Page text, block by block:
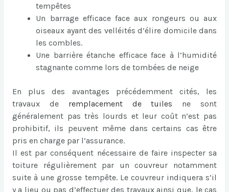
tempêtes
Un barrage efficace face aux rongeurs ou aux
oiseaux ayant des velléités d’élire domicile dans
les combles.
Une barrière étanche efficace face à l’humidité
stagnante comme lors de tombées de neige
En plus des avantages précédemment cités, les
travaux de
remplacement de tuiles
ne sont
généralement pas très lourds et leur coût n’est pas
prohibitif, ils peuvent même dans certains cas être
pris en charge par l’assurance.
Il est par conséquent nécessaire de faire inspecter sa
toiture régulièrement par un couvreur notamment
suite à une grosse tempête. Le couvreur indiquera s’il
y a lieu ou pas d’effectuer des travaux ainsi que, le cas